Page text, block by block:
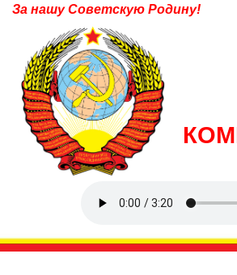
За нашу Советскую Родину!